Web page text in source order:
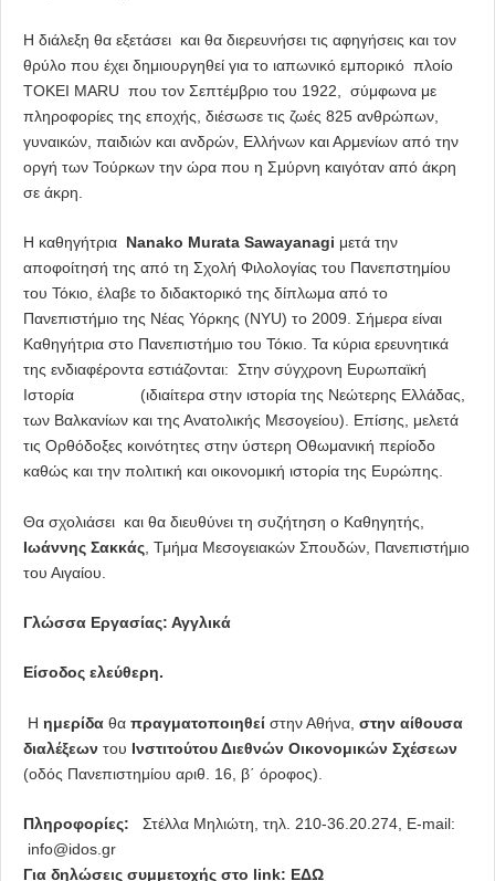
Η διάλεξη θα εξετάσει και θα διερευνήσει τις αφηγήσεις και τον
θρύλο που έχει δημιουργηθεί για το ιαπωνικό εμπορικό πλοίο
TOKEI MARU που τον Σεπτέμβριο του 1922, σύμφωνα με
πληροφορίες της εποχής, διέσωσε τις ζωές 825 ανθρώπων,
γυναικών, παιδιών και ανδρών, Ελλήνων και Αρμενίων από την
οργή των Τούρκων την ώρα που η Σμύρνη καιγόταν από άκρη
σε άκρη.
Η καθηγήτρια Nanako Murata Sawayanagi μετά την
αποφοίτησή της από τη Σχολή Φιλολογίας του Πανεπστημίου
του Τόκιο, έλαβε το διδακτορικό της δίπλωμα από το
Πανεπιστήμιο της Νέας Υόρκης (NYU) το 2009. Σήμερα είναι
Καθηγήτρια στο Πανεπιστήμιο του Τόκιο. Τα κύρια ερευνητικά
της ενδιαφέροντα εστιάζονται: Στην σύγχρονη Ευρωπαϊκή
Ιστoρία (ιδιαίτερα στην ιστορία της Νεώτερης Ελλάδας,
των Βαλκανίων και της Ανατολικής Μεσογείου). Επίσης, μελετά
τις Ορθόδοξες κοινότητες στην ύστερη Οθωμανική περίοδο
καθώς και την πολιτική και οικονομική ιστορία της Ευρώπης.
Θα σχολιάσει και θα διευθύνει τη συζήτηση ο Καθηγητής,
Ιωάννης Σακκάς , Τμήμα Μεσογειακών Σπουδών, Πανεπιστήμιο
του Αιγαίου.
Γλώσσα Εργασίας: Αγγλικά
Είσοδος ελεύθερη.
Η ημερίδα θα πραγματοποιηθεί στην Αθήνα, στην αίθουσα
διαλέξεων του Ινστιτούτου Διεθνών Οικονομικών Σχέσεων
(οδός Πανεπιστημίου αριθ. 16, β΄ όροφος).
Πληροφορίες: Στέλλα Μηλιώτη, τηλ. 210-36.20.274, E-mail:
info@idos.gr
Για δηλώσεις συμμετοχής στο link: ΕΔΩ